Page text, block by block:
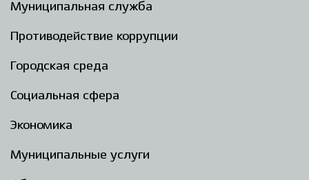
Муниципальная служба
Противодействие коррупции
Городская среда
Социальная сфера
Экономика
Муниципальные услуги